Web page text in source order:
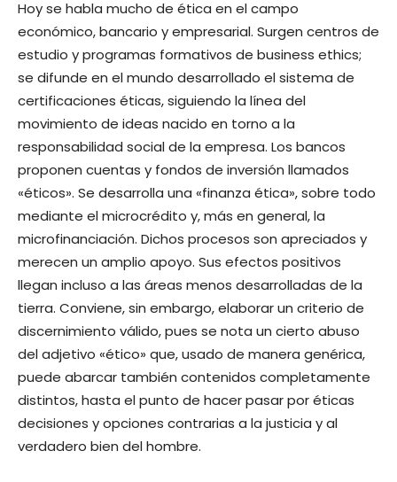
Hoy se habla mucho de ética en el campo
económico, bancario y empresarial. Surgen centros de
estudio y programas formativos de business ethics;
se difunde en el mundo desarrollado el sistema de
certificaciones éticas, siguiendo la línea del
movimiento de ideas nacido en torno a la
responsabilidad social de la empresa. Los bancos
proponen cuentas y fondos de inversión llamados
«éticos». Se desarrolla una «finanza ética», sobre todo
mediante el microcrédito y, más en general, la
microfinanciación. Dichos procesos son apreciados y
merecen un amplio apoyo. Sus efectos positivos
llegan incluso a las áreas menos desarrolladas de la
tierra. Conviene, sin embargo, elaborar un criterio de
discernimiento válido, pues se nota un cierto abuso
del adjetivo «ético» que, usado de manera genérica,
puede abarcar también contenidos completamente
distintos, hasta el punto de hacer pasar por éticas
decisiones y opciones contrarias a la justicia y al
verdadero bien del hombre.